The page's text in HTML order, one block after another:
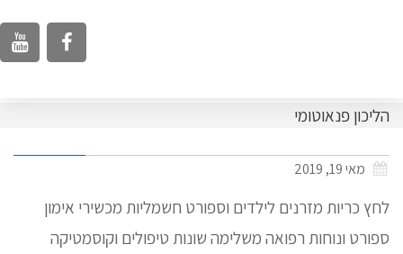
הליכון פנאוטומי
מאי 19, 2019
לחץ כריות מזרנים לילדים וספורט חשמליות מכשירי אימון
ספורט ונוחות רפואה משלימה שונות טיפולים וקוסמטיקה